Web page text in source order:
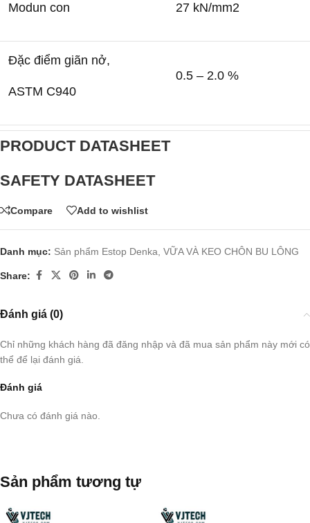
Modun con 27 kN/mm2
Đặc điểm giãn nở,
ASTM C940
0.5 – 2.0 %
PRODUCT DATASHEET
SAFETY DATASHEET
Compare Add to wishlist
Danh mục: Sản phẩm Estop Denka, VỮA VÀ KEO CHÔN BU LÔNG
Share:
Đánh giá (0)
Đánh giá
Chưa có đánh giá nào.
Chỉ những khách hàng đã đăng nhập và đã mua sản phẩm này mới có
thể để lại đánh giá.
Sản phẩm tương tự